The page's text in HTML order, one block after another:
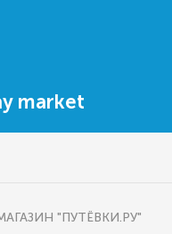
market
"ПУТЁВКИ.РУ"